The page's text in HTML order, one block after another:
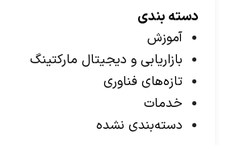
دسته بندی
آموزش
بازاریابی و دیجیتال مارکتینگ
تازه‌های فناوری
خدمات
دسته‌بندی نشده